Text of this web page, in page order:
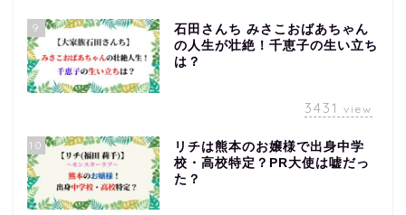
9
石田さんち みさこおばあちゃん
の人生が壮絶！千恵子の生い立ち
は？
3431 view
10
リチは熊本のお嬢様で出身中学
校・高校特定？PR大使は嘘だっ
た？